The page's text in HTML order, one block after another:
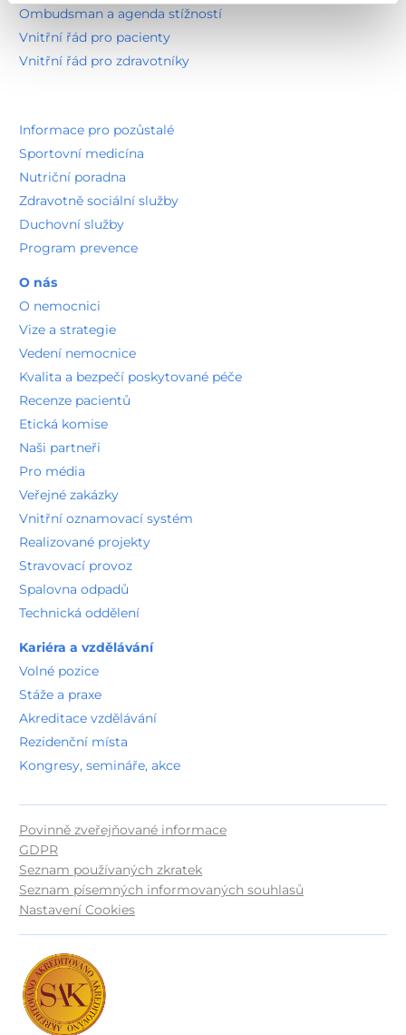
Ombudsman a agenda stížností
Vnitřní řád pro pacienty
Vnitřní řád pro zdravotníky
Informace pro pozůstalé
Sportovní medicína
Nutriční poradna
Zdravotně sociální služby
Duchovní služby
Program prevence
O nás
O nemocnici
Vize a strategie
Vedení nemocnice
Kvalita a bezpečí poskytované péče
Recenze pacientů
Etická komise
Naši partneři
Pro média
Veřejné zakázky
Vnitřní oznamovací systém
Realizované projekty
Stravovací provoz
Spalovna odpadů
Technická oddělení
Kariéra a vzdělávání
Volné pozice
Stáže a praxe
Akreditace vzdělávání
Rezidenční místa
Kongresy, semináře, akce
Povinně zveřejňované informace
GDPR
Seznam používaných zkratek
Seznam písemných informovaných souhlasů
Nastavení Cookies